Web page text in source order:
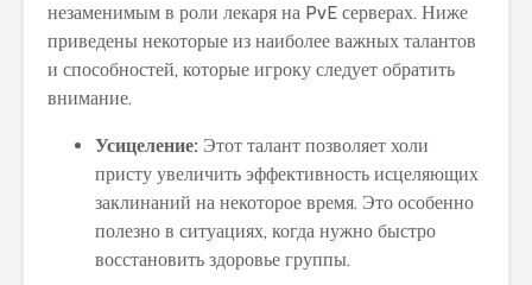
незаменимым в роли лекаря на PvE серверах. Ниже
приведены некоторые из наиболее важных талантов
и способностей, которые игроку следует обратить
внимание.
Усицеление: Этот талант позволяет холи
присту увеличить эффективность исцеляющих
заклинаний на некоторое время. Это особенно
полезно в ситуациях, когда нужно быстро
восстановить здоровье группы.